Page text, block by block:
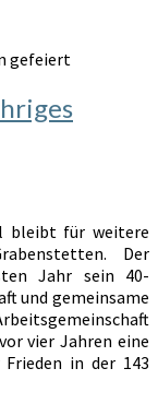
gefeiert
bleibt für weitere
Der
Jahr sein 40-
und gemeinsame
vier Jahren eine
in der 143